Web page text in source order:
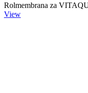
Rolmembrana za
View